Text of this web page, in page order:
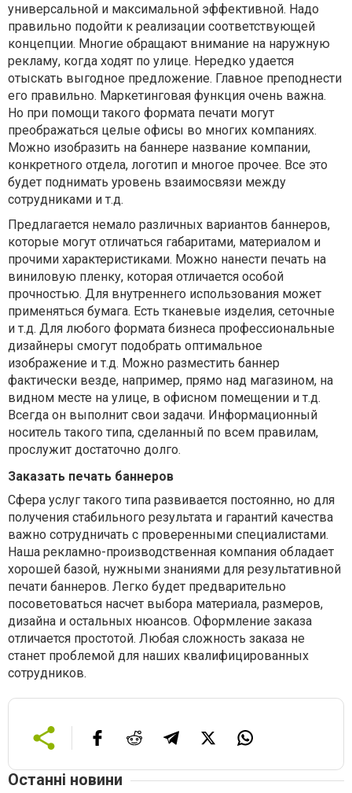
универсальной и максимальной эффективной. Надо
правильно подойти к реализации соответствующей
концепции. Многие обращают внимание на наружную
рекламу, когда ходят по улице. Нередко удается
отыскать выгодное предложение. Главное преподнести
его правильно. Маркетинговая функция очень важна.
Но при помощи такого формата печати могут
преображаться целые офисы во многих компаниях.
Можно изобразить на баннере название компании,
конкретного отдела, логотип и многое прочее. Все это
будет поднимать уровень взаимосвязи между
сотрудниками и т.д.
Предлагается немало различных вариантов баннеров,
которые могут отличаться габаритами, материалом и
прочими характеристиками. Можно нанести печать на
виниловую пленку, которая отличается особой
прочностью. Для внутреннего использования может
применяться бумага. Есть тканевые изделия, сеточные
и т.д. Для любого формата бизнеса профессиональные
дизайнеры смогут подобрать оптимальное
изображение и т.д. Можно разместить баннер
фактически везде, например, прямо над магазином, на
видном месте на улице, в офисном помещении и т.д.
Всегда он выполнит свои задачи. Информационный
носитель такого типа, сделанный по всем правилам,
прослужит достаточно долго.
Заказать печать баннеров
Сфера услуг такого типа развивается постоянно, но для
получения стабильного результата и гарантий качества
важно сотрудничать с проверенными специалистами.
Наша рекламно-производственная компания обладает
хорошей базой, нужными знаниями для результативной
печати баннеров. Легко будет предварительно
посоветоваться насчет выбора материала, размеров,
дизайна и остальных нюансов. Оформление заказа
отличается простотой. Любая сложность заказа не
станет проблемой для наших квалифицированных
сотрудников.
Останні новини